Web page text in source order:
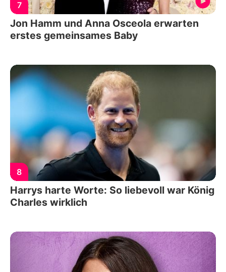
7
Jon Hamm und Anna Osceola erwarten
erstes gemeinsames Baby
8
Harrys harte Worte: So liebevoll war König
Charles wirklich